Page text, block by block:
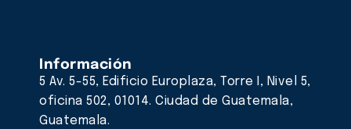
5 Av. 5-55, Edificio Europlaza, Torre I, Nivel 5,
oficina 502, 01014. Ciudad de Guatemala,
Guatemala.
Teléfono: +502 24170800